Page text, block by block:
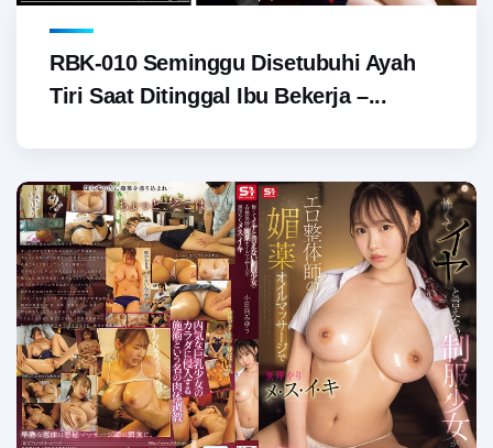
RBK-010 Seminggu Disetubuhi Ayah
Tiri Saat Ditinggal Ibu Bekerja –...